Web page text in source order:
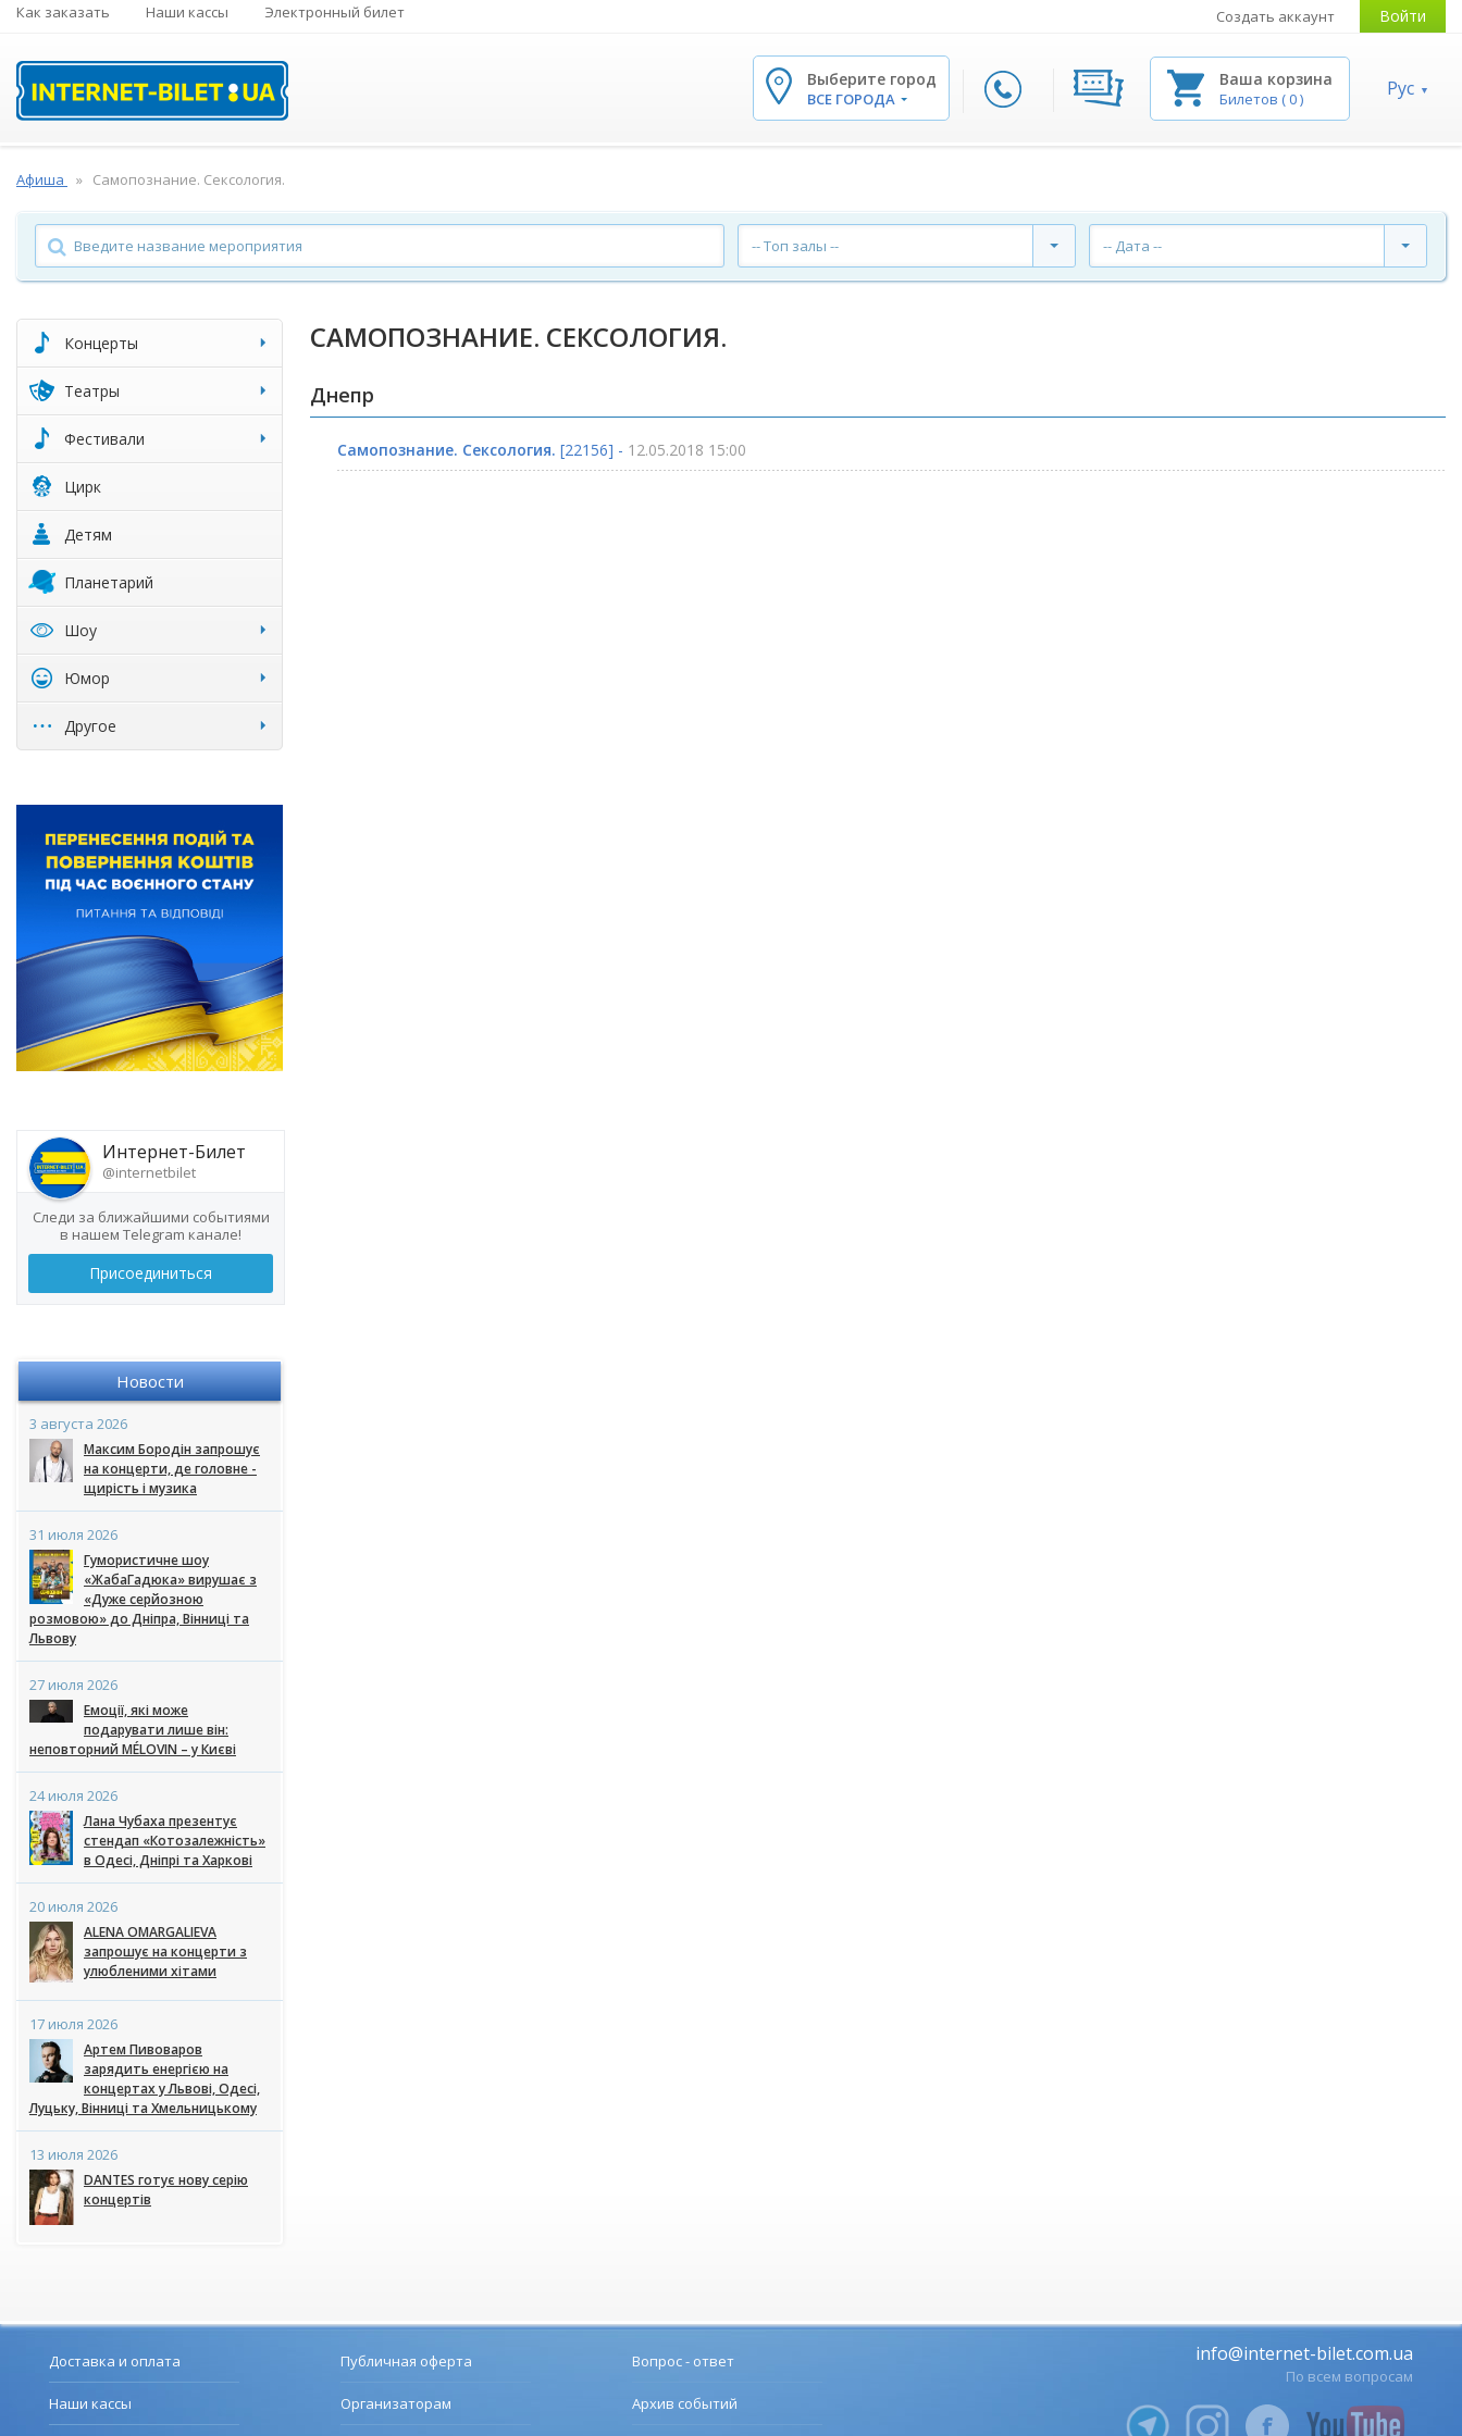
Как заказать Наши кассы Электронный билет Создать аккаунт Войти
Выберите город
ВСЕ ГОРОДА
Ваша корзина
Билетов (0) Рус
Афиша Самопознание. Сексология.
-- Топ залы -- -- Дата --
Концерты
Театры
Фестивали
Цирк
Детям
Планетарий
Шоу
Юмор
Другое
Интернет-Билет
@internetbilet
Следи за ближайшими событиями
в нашем Telegram канале!
Присоединиться
Новости
3 августа 2026
Максим Бородін запрошує
на концерти, де головне -
щирість і музика
31 июля 2026
Гумористичне шоу
«ЖабаГадюка» вирушає з
«Дуже серйозною
розмовою» до Дніпра, Вінниці та
Львову
27 июля 2026
Емоції, які може
подарувати лише він:
неповторний MÉLOVIN – у Києві
24 июля 2026
Лана Чубаха презентує
стендап «Котозалежність»
в Одесі, Дніпрі та Харкові
20 июля 2026
ALENA OMARGALIEVA
запрошує на концерти з
улюбленими хітами
17 июля 2026
Артем Пивоваров
зарядить енергією на
концертах у Львові, Одесі,
Луцьку, Вінниці та Хмельницькому
13 июля 2026
DANTES готує нову серію
концертів
САМОПОЗНАНИЕ. СЕКСОЛОГИЯ.
Днепр
Самопознание. Сексология. [22156] - 12.05.2018 15:00
Доставка и оплата
Наши кассы
Публичная оферта
Организаторам
Вопрос - ответ
Архив событий
info@internet-bilet.com.ua
По всем вопросам